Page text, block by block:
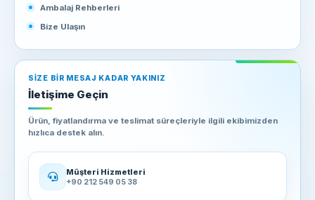
Ambalaj Rehberleri
Bize Ulaşın
SIZE BIR MESAJ KADAR YAKINIZ
İletişime Geçin
Ürün, fiyatlandırma ve teslimat süreçleriyle ilgili ekibimizden
hızlıca destek alın.
Müşteri Hizmetleri
+90 212 549 05 38